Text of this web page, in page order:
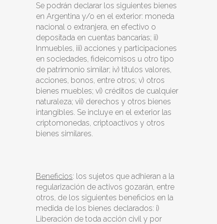
Se podrán declarar los siguientes bienes
en Argentina y/o en el exterior: moneda
nacional o extranjera, en efectivo o
depositada en cuentas bancarias; ii)
Inmuebles, iii) acciones y participaciones
en sociedades, fideicomisos u otro tipo
de patrimonio similar; iv) títulos valores,
acciones, bonos, entre otros; v) otros
bienes muebles; vi) créditos de cualquier
naturaleza; vii) derechos y otros bienes
intangibles. Se incluye en el exterior las
criptomonedas, criptoactivos y otros
bienes similares.
Beneficios: los sujetos que adhieran a la
regularización de activos gozarán, entre
otros, de los siguientes beneficios en la
medida de los bienes declarados: i)
Liberación de toda acción civil y por